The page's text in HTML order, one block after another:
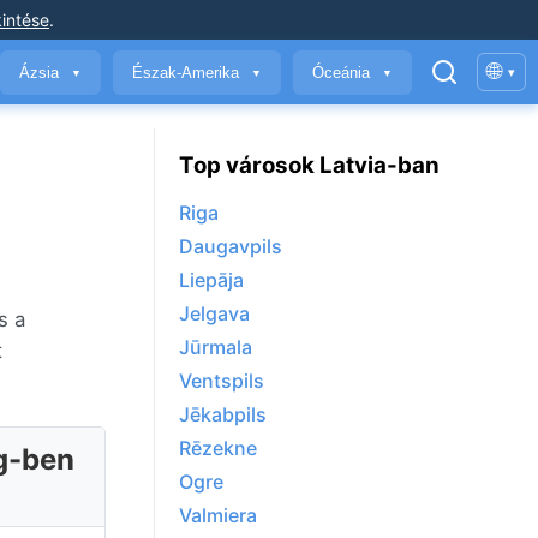
.
Ázsia ▼ Észak-Amerika ▼ Óceánia ▼ 🌐 ▾
a
ben
Top városok Latvia-ban
Riga
Daugavpils
Liepāja
Jelgava
Jūrmala
Ventspils
Jēkabpils
Rēzekne
Ogre
Valmiera